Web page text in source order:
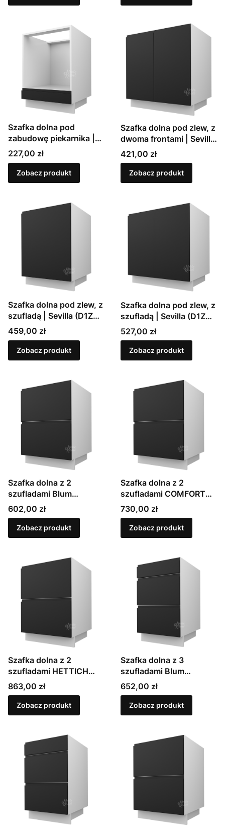
Szafka dolna pod
zabudowę piekarnika |
Sevilla (D11K 60)
Cena
227,00 zł
Zobacz produkt
Szafka dolna pod zlew, z
dwoma frontami | Sevilla
(D8Z 80)
Cena
421,00 zł
Zobacz produkt
Szafka dolna pod zlew, z
szufladą | Sevilla (D1Z
60)
Cena
459,00 zł
Zobacz produkt
Szafka dolna pod zlew, z
szufladą | Sevilla (D1Z
80)
Cena
527,00 zł
Zobacz produkt
Szafka dolna z 2
szufladami Blum
METABOX | Sevilla
(D2M)
Cena
602,00 zł
Zobacz produkt
Szafka dolna z 2
szufladami COMFORT
BOX | Sevilla (D2R)
Cena
730,00 zł
Zobacz produkt
Szafka dolna z 2
szufladami HETTICH
InnoTech Atira | Sevilla
(D2A)
Cena
863,00 zł
Zobacz produkt
Szafka dolna z 3
szufladami Blum
METABOX | Sevilla
(D3M)
Cena
652,00 zł
Zobacz produkt